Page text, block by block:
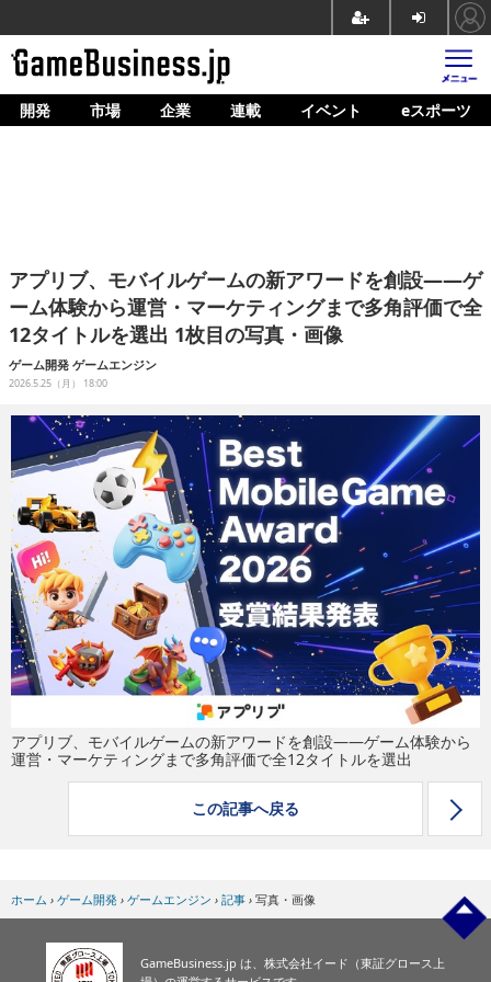
ホーム
企業動向
人材育成
産業政策
連載
イベント/セミナー
eスポーツ
開発 市場 企業 連載 イベント eスポーツ
アプリブ、モバイルゲームの新アワードを創設——ゲ
ーム体験から運営・マーケティングまで多角評価で全
12タイトルを選出 1枚目の写真・画像
ゲーム開発 ゲームエンジン
2026.5.25（月） 18:00
アプリブ、モバイルゲームの新アワードを創設——ゲーム体験から
運営・マーケティングまで多角評価で全12タイトルを選出
この記事へ戻る
ホーム › ゲーム開発 › ゲームエンジン › 記事 › 写真・画像
GameBusiness.jp は、株式会社イード（東証グロース上